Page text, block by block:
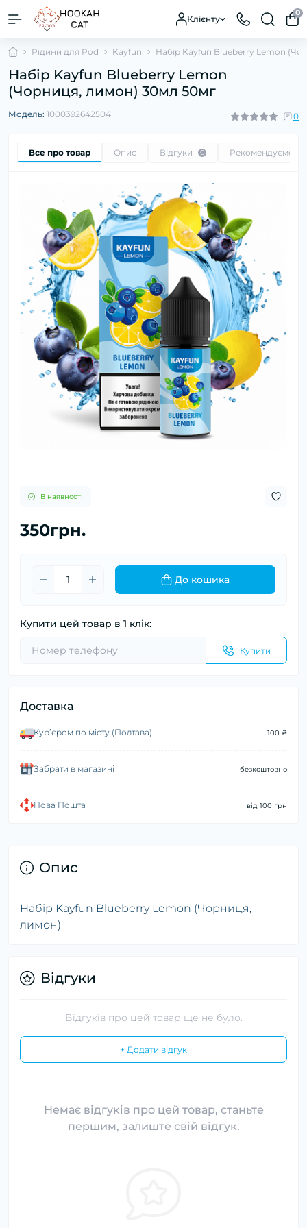
Клієнту
0
Рідини для Pod Kayfun Набір Kayfun Blueberry Lemon
Набір Kayfun Blueberry Lemon
(Чорниця, лимон) 30мл 50мг
Модель: 1000392642504 0
Все про товар Опис Відгуки 0 Рекомендуємо
В наявності
350грн.
До кошика
Купити цей товар в 1 клік:
Купити
Доставка
Курʼєром по місту (Полтава) 100 ₴
Забрати в магазині безкоштовно
Нова Пошта від 100 грн
Опис
Набір Kayfun Blueberry Lemon (Чорниця,
лимон)
Відгуки
Відгуків про цей товар ще не було.
+ Додати відгук
Немає відгуків про цей товар, станьте
першим, залиште свій відгук.